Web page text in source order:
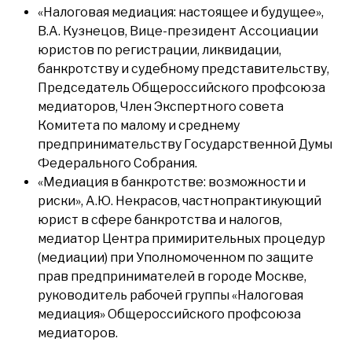
«Налоговая медиация: настоящее и будущее»,
В.А. Кузнецов, Вице-президент Ассоциации
юристов по регистрации, ликвидации,
банкротству и судебному представительству,
Председатель Общероссийского профсоюза
медиаторов, Член Экспертного совета
Комитета по малому и среднему
предпринимательству Государственной Думы
Федерального Собрания.
«Медиация в банкротстве: возможности и
риски», А.Ю. Некрасов, частнопрактикующий
юрист в сфере банкротства и налогов,
медиатор Центра примирительных процедур
(медиации) при Уполномоченном по защите
прав предпринимателей в городе Москве,
руководитель рабочей группы «Налоговая
медиация» Общероссийского профсоюза
медиаторов.